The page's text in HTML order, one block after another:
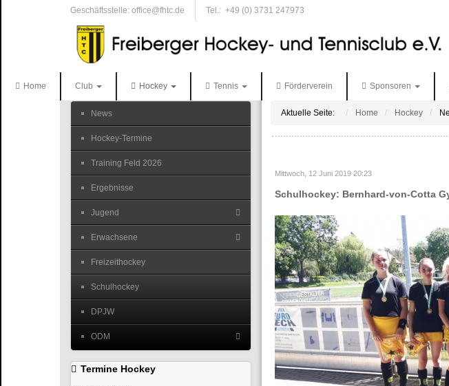
Geschäftsstelle: office@fhtc.de Tel.: +49 (0) 3731 247973
Home Club Hockey Tennis Förderverein Sponsoren
Aktuelle Seite: Home Hockey
Mittwoch, 12 Juni 2019 20:23
Schulhockey: Bernhard-von-Cotta
News
Hockey-Termine
Training Feld 2026
Ergebnisse
Jugend
Erwachsene
Freizeithockey
Schulhockey
DPJW
ODM
Termine Hockey